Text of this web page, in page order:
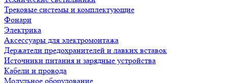
Трековые системы и комплектующие
Фонари
Электрика
Аксессуары для электромонтажа
Держатели предохранителей и лавких вставок
Источники питания и зарядные устройства
Кабели и провода
Модульное оборудование